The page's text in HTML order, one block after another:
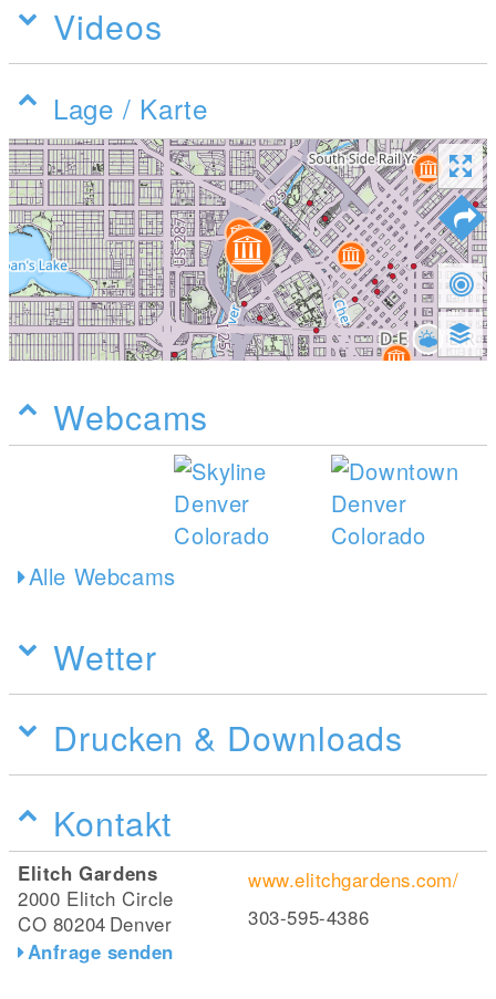
Videos
Lage / Karte
Webcams
Alle Webcams
Wetter
Drucken & Downloads
Kontakt
Elitch Gardens
2000 Elitch Circle
CO 80204 Denver
Anfrage senden
www.elitchgardens.com/
303-595-4386